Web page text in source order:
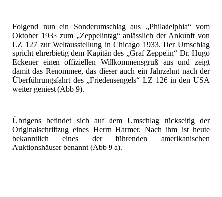
Folgend nun ein Sonderumschlag aus „Philadelphia“ vom
Oktober 1933 zum „Zeppelintag“ anlässlich der Ankunft von
LZ 127 zur Weltausstellung in Chicago 1933. Der Umschlag
spricht ehrerbietig dem Kapitän des „Graf Zeppelin“ Dr. Hugo
Eckener einen offiziellen Willkommensgruß aus und zeigt
damit das Renommee, das dieser auch ein Jahrzehnt nach der
Überführungsfahrt des „Friedensengels“ LZ 126 in den USA
weiter geniest (Abb 9).
Übrigens befindet sich auf dem Umschlag rückseitig der
Originalschriftzug eines Herrn Harmer. Nach ihm ist heute
bekanntlich eines der führenden amerikanischen
Auktionshäuser benannt (Abb 9 a).